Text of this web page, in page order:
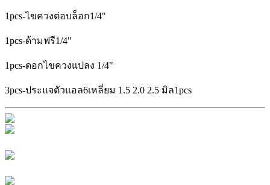
1pcs-ไขควงต่อบล็อก1/4"
1pcs-ด้ามฟรี1/4"
1pcs-ดอกไขควงแปลง 1/4"
3pcs-ประแจตัวแอล6เหลี่ยม 1.5 2.0 2.5 มิล1pcs